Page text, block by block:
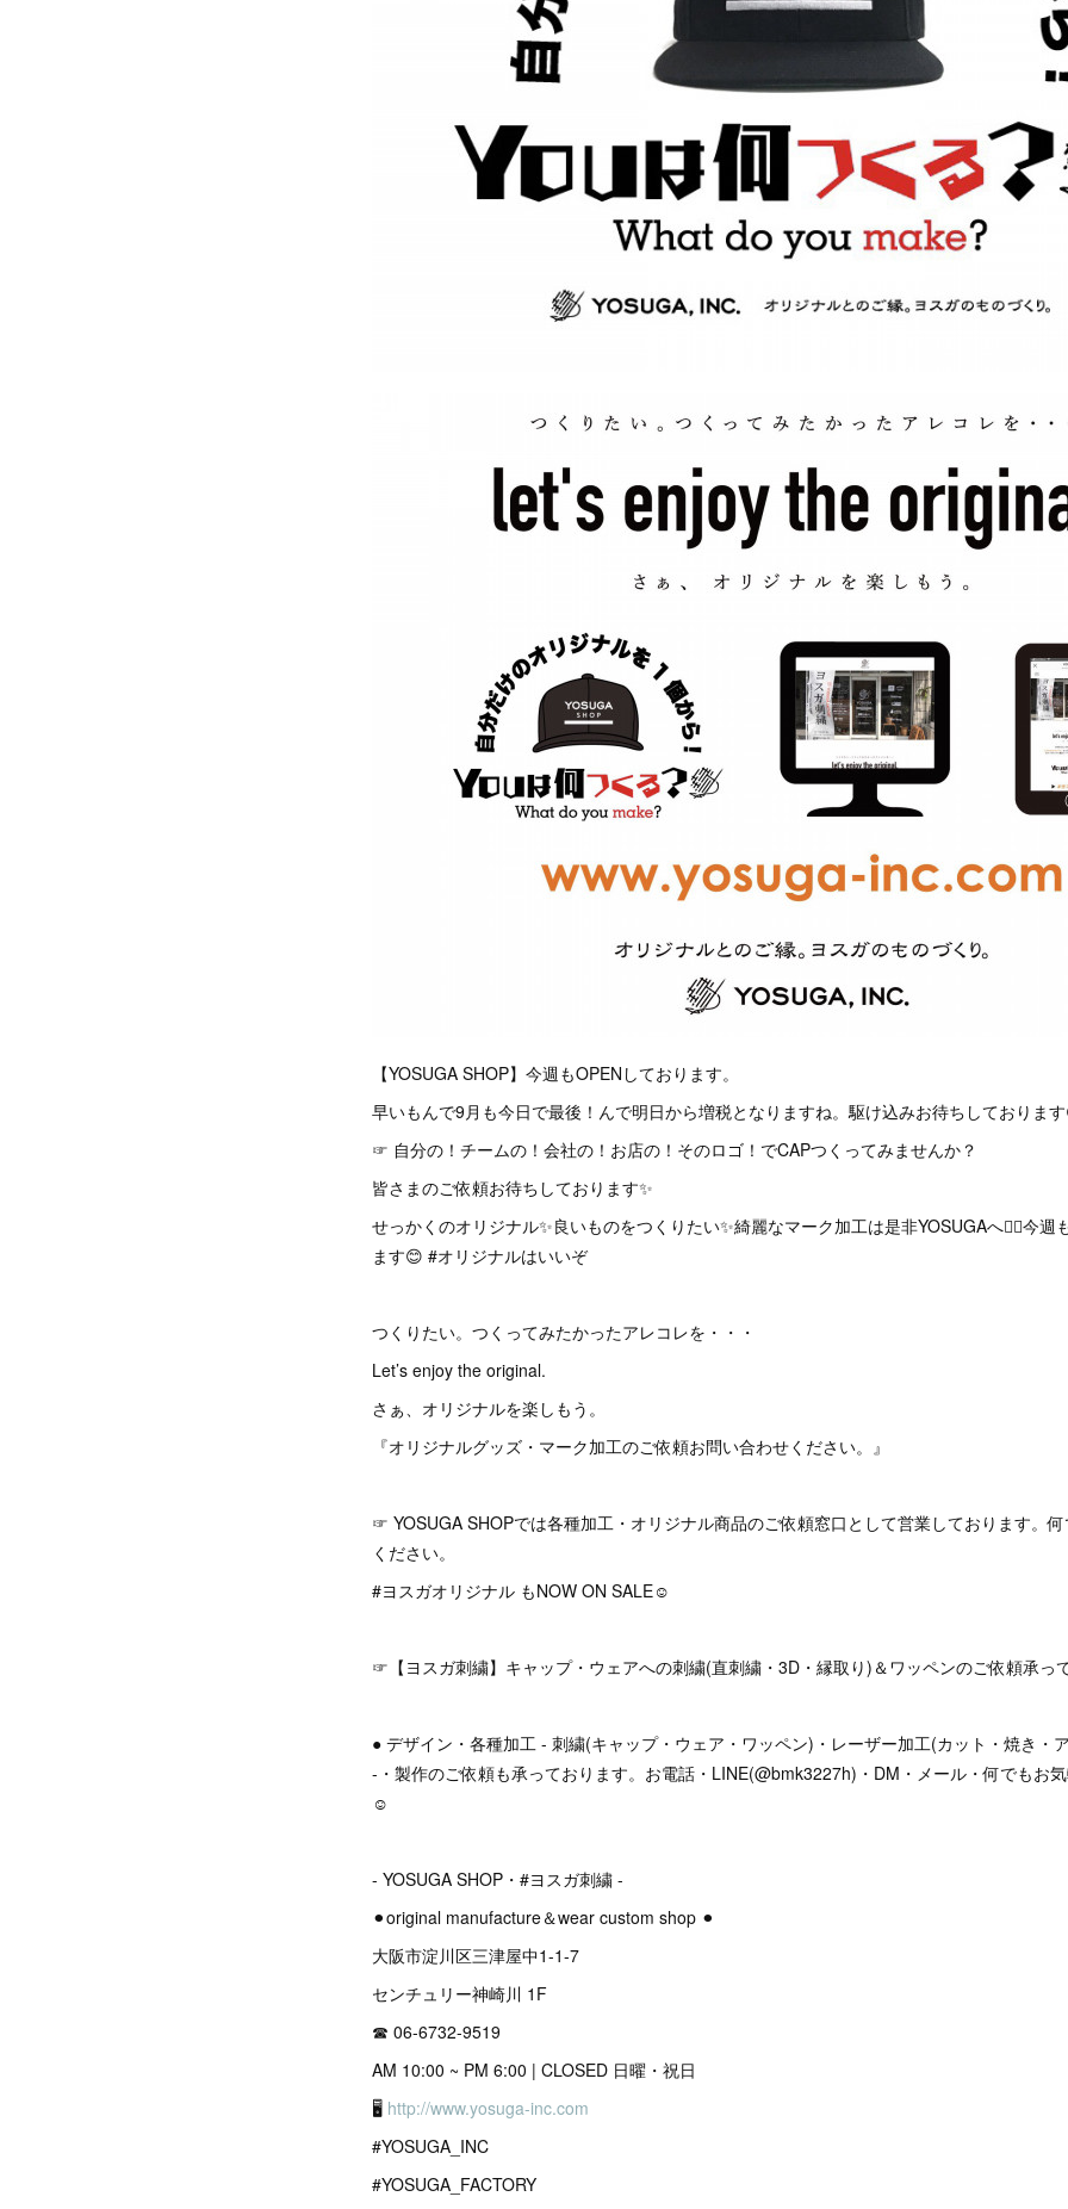
【YOSUGA SHOP】今週もOPENしております。
早いもんで9月も今日で最後！んで明日から増税となりますね。駆け込みお待ちしておりま
☞ 自分の！チームの！会社の！お店の！そのロゴ！でCAPつくってみませんか？
皆さまのご依頼お待ちしております✨
せっかくのオリジナル✨良いものをつくりたい✨綺麗なマーク加工は是非YOSUGAへ🙇‍♂️今週
ます😊 #オリジナルはいいぞ
つくりたい。つくってみたかったアレコレを・・・
Let’s enjoy the original.
さぁ、オリジナルを楽しもう。
『オリジナルグッズ・マーク加工のご依頼お問い合わせください。』
☞ YOSUGA SHOPでは各種加工・オリジナル商品のご依頼窓口として営業しております。
ください。
#ヨスガオリジナル もNOW ON SALE☺︎
☞【ヨスガ刺繍】キャップ・ウェアへの刺繍(直刺繍・3D・縁取り)＆ワッペンのご依頼承っ
● デザイン・各種加工 - 刺繍(キャップ・ウェア・ワッペン)・レーザー加工(カット・焼き・
-・製作のご依頼も承っております。お電話・LINE(@bmk3227h)・DM・メール・何でもお
☺︎
- YOSUGA SHOP・#ヨスガ刺繍 -
⚫︎original manufacture＆wear custom shop ⚫︎
大阪市淀川区三津屋中1-1-7
センチュリー神崎川 1F
☎︎ 06-6732-9519
AM 10:00 ~ PM 6:00 | CLOSED 日曜・祝日
🖥 http://www.yosuga-inc.com
#YOSUGA_INC
#YOSUGA_FACTORY